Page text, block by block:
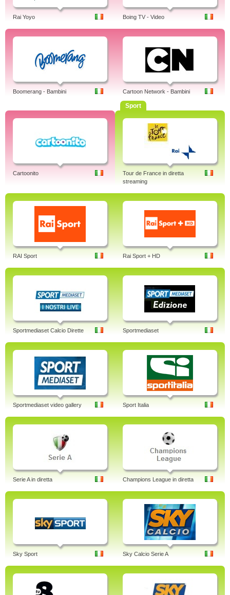
Rai Yoyo Boing TV - Video
Boomerang - Bambini Cartoon Network - Bambini
Cartoonito
Sport
Tour de France in diretta
streaming
RAI Sport Rai Sport + HD
Sportmediaset Calcio Dirette Sportmediaset
Sportmediaset video gallery Sport Italia
Serie A in diretta Champions League in diretta
Sky Sport Sky Calcio Serie A